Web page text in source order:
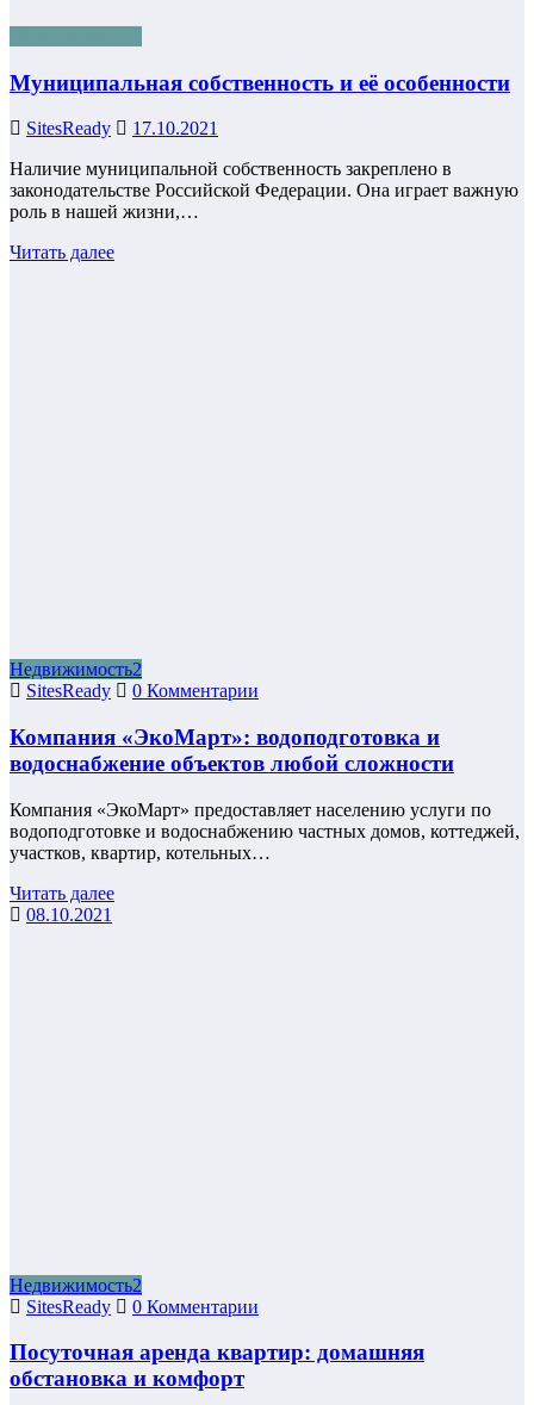
Муниципальная собственность и её особенности
SitesReady
17.10.2021
Наличие муниципальной собственность закреплено в
законодательстве Российской Федерации. Она играет важную
роль в нашей жизни,…
Читать далее
Недвижимость2
SitesReady
0 Комментарии
Компания «ЭкоМарт»: водоподготовка и
водоснабжение объектов любой сложности
Компания «ЭкоМарт» предоставляет населению услуги по
водоподготовке и водоснабжению частных домов, коттеджей,
участков, квартир, котельных…
Читать далее
08.10.2021
Недвижимость2
SitesReady
0 Комментарии
Посуточная аренда квартир: домашняя
обстановка и комфорт